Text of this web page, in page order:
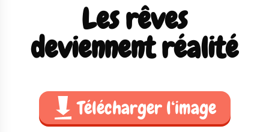
Les rêves
deviennent réalité
Télécharger l‘image